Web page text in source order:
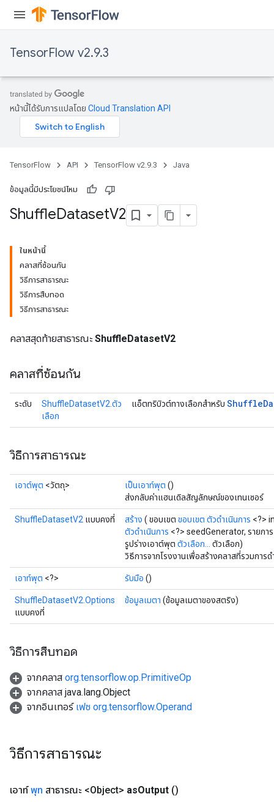
TensorFlow v2.9.3
หน้านี้ได้รับการแปลโดย Cloud Translation API
TensorFlow API TensorFlow v2.9.3 Java
ข้อมูลนี้มีประโยชน์ไหม
ShuffleDatasetV2
ในหน้านี้
คลาสที่ซ้อนกัน
วิธีการสาธารณะ
วิธีการสืบทอด
วิธีการสาธารณะ
คลาสสุดท้ายสาธารณะShuffleDatasetV2
คลาสที่ซ้อนกัน
ระดับ
ShuffleDatasetV2.ตัว
เลือก
แอ็ตทริบิวต์ทางเลือกสำหรับ Shuffle
วิธีการสาธารณะ
เอาต์พุต <วัตถุ> เป็นเอาท์พุต ()
ส่งกลับค่าแฮนเดิลสัญลักษณ์ของเทนเซอร์
ShuffleDatasetV2 แบบคงที่ สร้าง ( ขอบเขต ขอบเขต ตัวดำเนินการ <?>
ตัวดำเนินการ <?> seedGenerator, รายกา
รูปร่างเอาต์พุต ตัวเลือก...
ตัวเลือก)
วิธีการจากโรงงานเพื่อสร้างคลาสที่รวมการ
เอาท์พุต <?> รับมือ ()
ShuffleDatasetV2.Options
แบบคงที่
ข้อมูลเมตา (ข้อมูลเมตาของสตริง)
วิธีการสืบทอด
จากคลาส org.tensorflow.op.PrimitiveOp
จากคลาส java.lang.Object
จากอินเทอร์ เฟซ org.tensorflow.Operand
วิธีการสาธารณะ
เอาท์พุท สาธารณะ <Object> asOutput ()